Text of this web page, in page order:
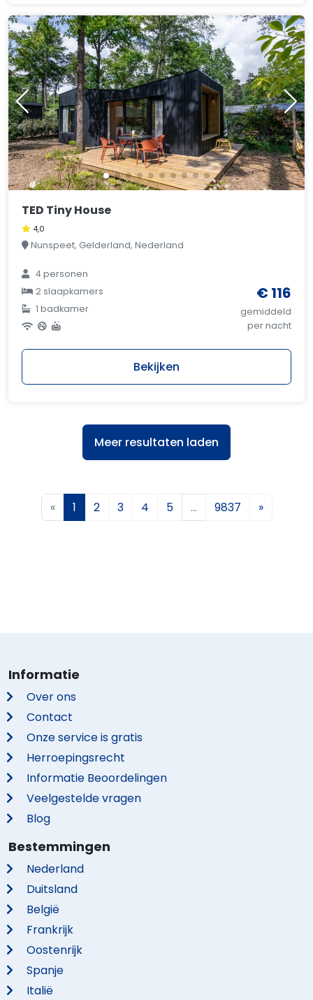
TED Tiny House
4,0
Nunspeet, Gelderland, Nederland
4 personen
2 slaapkamers
1 badkamer
€ 116
gemiddeld
per nacht
Bekijken
Meer resultaten laden
« 1 2 3 4 5 … 9837 »
Informatie
Over ons
Contact
Onze service is gratis
Herroepingsrecht
Informatie Beoordelingen
Veelgestelde vragen
Blog
Bestemmingen
Nederland
Duitsland
België
Frankrijk
Oostenrijk
Spanje
Italië